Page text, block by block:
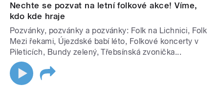
Nechte se pozvat na letní folkové akce! Víme,
kdo kde hraje
Pozvánky, pozvánky a pozvánky: Folk na Lichnici, Folk
Mezi řekami, Újezdské babí léto, Folkové koncerty v
Pileticích, Bundy zelený, Třebsínská zvonička...